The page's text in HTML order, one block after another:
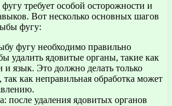
требует особой осторожности и
Вот несколько основных шагов
фугу:
фугу необходимо правильно
удалить ядовитые органы, такие как
и язык. Это должно делать только
как неправильная обработка может
после удаления ядовитых органов